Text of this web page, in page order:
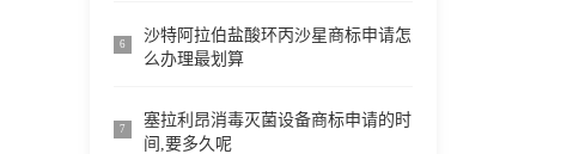
6
沙特阿拉伯盐酸环丙沙星商标申请怎
么办理最划算
7
塞拉利昂消毒灭菌设备商标申请的时
间,要多久呢